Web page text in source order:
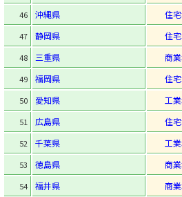
46 沖縄県 住
47 静岡県 住
48 三重県 商
49 福岡県 住
50 愛知県 工
51 広島県 住
52 千葉県 工
53 徳島県 商
54 福井県 商